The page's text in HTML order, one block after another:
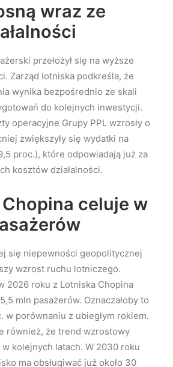
wraz ze
przełożył się na wyższe
Zarząd lotniska podkreśla, że
wynika bezpośrednio ze skali
do kolejnych inwestycji.
operacyjne Grupy PPL wzrosły o
zwiększyły się wydatki na
proc.), które odpowiadają już za
kosztów działalności.
celuje w
się niepewności geopolitycznej
wzrost ruchu lotniczego.
2026 roku z Lotniska Chopina
mln pasażerów. Oznaczałoby to
w porównaniu z ubiegłym rokiem.
również, że trend wzrostowy
kolejnych latach. W 2030 roku
ma obsługiwać już około 30